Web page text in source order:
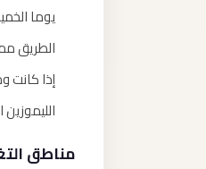
يوما
الطريق
إذا كانت
مناطق